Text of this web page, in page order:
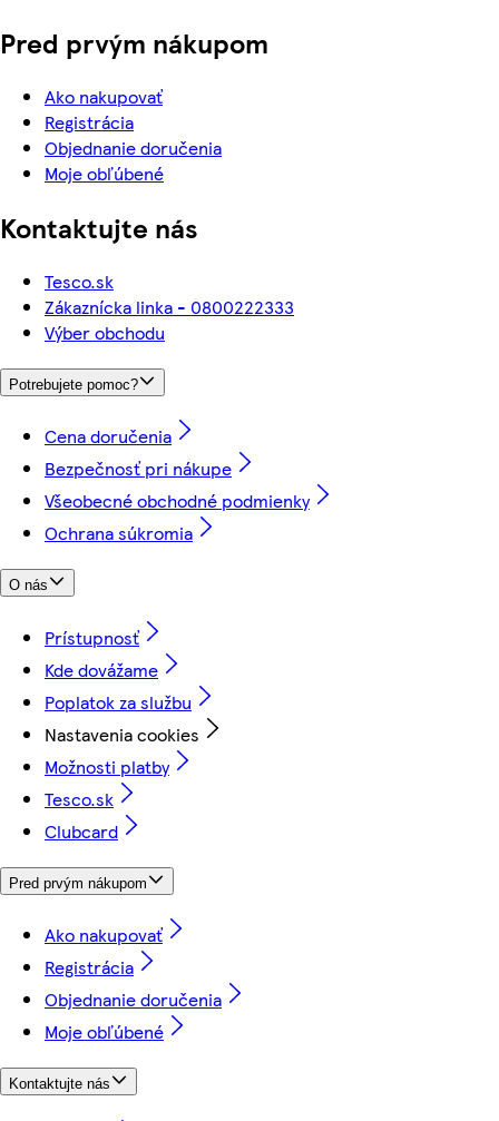
Pred prvým nákupom
Ako nakupovať
Registrácia
Objednanie doručenia
Moje obľúbené
Kontaktujte nás
Tesco.sk
Zákaznícka linka - 0800222333
Výber obchodu
Potrebujete pomoc?
Cena doručenia
Bezpečnosť pri nákupe
Všeobecné obchodné podmienky
Ochrana súkromia
O nás
Prístupnosť
Kde dovážame
Poplatok za službu
Nastavenia cookies
Možnosti platby
Tesco.sk
Clubcard
Pred prvým nákupom
Ako nakupovať
Registrácia
Objednanie doručenia
Moje obľúbené
Kontaktujte nás